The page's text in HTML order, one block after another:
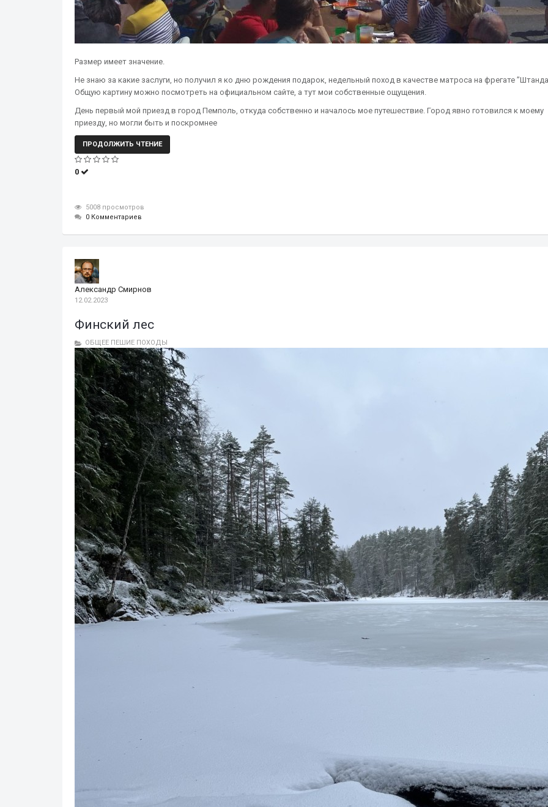
Размер имеет значение.
Не знаю за какие заслуги, но получил я ко дню рождения подарок, недельный поход в качестве матроса на фрегате
Общую картину можно посмотреть на официальном сайте, а тут мои собственные ощущения.
День первый мой приезд в город Пемполь, откуда собственно и началось мое путешествие. Город явно готовился к моему
приезду, но могли быть и поскромнее
ПРОДОЛЖИТЬ ЧТЕНИЕ
0
5008 просмотров
0 Комментариев
Александр Смирнов
12.02.2023
Финский лес
ОБЩЕЕ ПЕШИЕ ПОХОДЫ